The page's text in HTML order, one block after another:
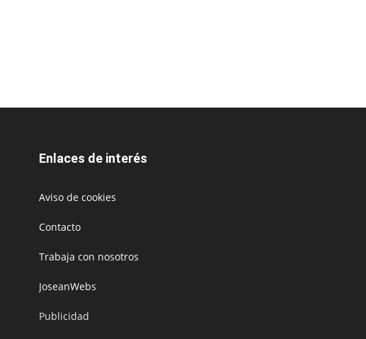
Enlaces de interés
Aviso de cookies
Contacto
Trabaja con nosotros
JoseanWebs
Publicidad